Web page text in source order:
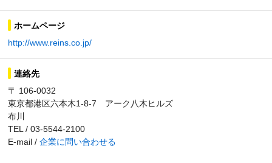
ホームページ
http://www.reins.co.jp/
連絡先
〒 106-0032
東京都港区六本木1-8-7 アーク八木ヒルズ
布川
TEL / 03-5544-2100
E-mail / 企業に問い合わせる